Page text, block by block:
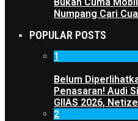
Bukan Cuma
Numpang Cari
POPULAR POSTS
1
Belum
Penasaran! Audi
GIIAS 2026,
2